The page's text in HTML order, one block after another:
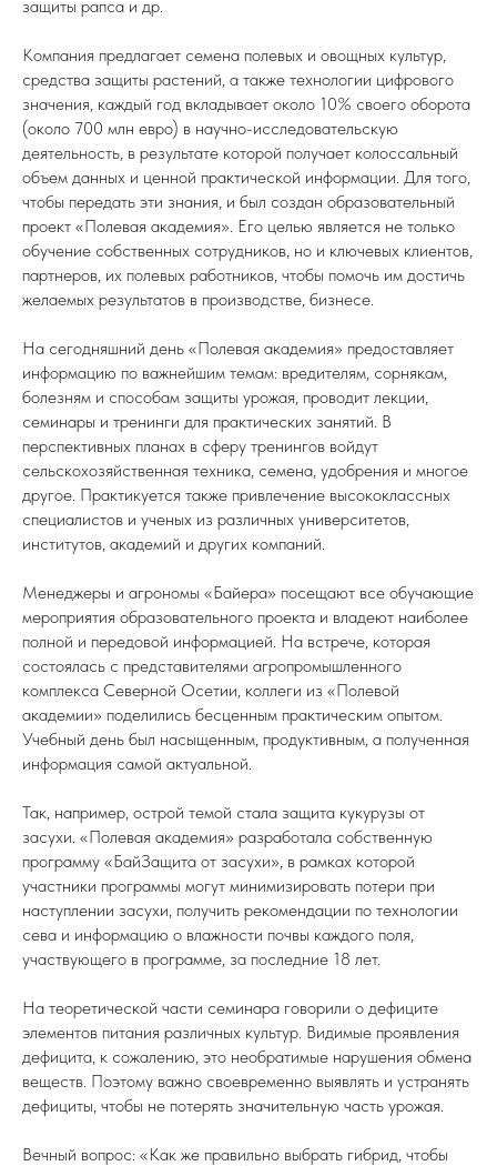
защиты рапса и др.
Компания предлагает семена полевых и овощных культур,
средства защиты растений, а также технологии цифрового
значения, каждый год вкладывает около 10% своего оборота
(около 700 млн евро) в научно-исследовательскую
деятельность, в результате которой получает колоссальный
объем данных и ценной практической информации. Для того,
чтобы передать эти знания, и был создан образовательный
проект «Полевая академия». Его целью является не только
обучение собственных сотрудников, но и ключевых клиентов,
партнеров, их полевых работников, чтобы помочь им достичь
желаемых результатов в производстве, бизнесе.
На сегодняшний день «Полевая академия» предоставляет
информацию по важнейшим темам: вредителям, сорнякам,
болезням и способам защиты урожая, проводит лекции,
семинары и тренинги для практических занятий. В
перспективных планах в сферу тренингов войдут
сельскохозяйственная техника, семена, удобрения и многое
другое. Практикуется также привлечение высококлассных
специалистов и ученых из различных университетов,
институтов, академий и других компаний.
Менеджеры и агрономы «Байера» посещают все обучающие
мероприятия образовательного проекта и владеют наиболее
полной и передовой информацией. На встрече, которая
состоялась с представителями агропромышленного
комплекса Северной Осетии, коллеги из «Полевой
академии» поделились бесценным практическим опытом.
Учебный день был насыщенным, продуктивным, а полученная
информация самой актуальной.
Так, например, острой темой стала защита кукурузы от
засухи. «Полевая академия» разработала собственную
программу «БайЗащита от засухи», в рамках которой
участники программы могут минимизировать потери при
наступлении засухи, получить рекомендации по технологии
сева и информацию о влажности почвы каждого поля,
участвующего в программе, за последние 18 лет.
На теоретической части семинара говорили о дефиците
элементов питания различных культур. Видимые проявления
дефицита, к сожалению, это необратимые нарушения обмена
веществ. Поэтому важно своевременно выявлять и устранять
дефициты, чтобы не потерять значительную часть урожая.
Вечный вопрос: «Как же правильно выбрать гибрид, чтобы